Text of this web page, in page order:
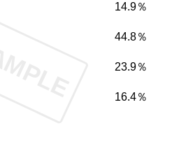
14.9％
44.8％
23.9％
16.4％